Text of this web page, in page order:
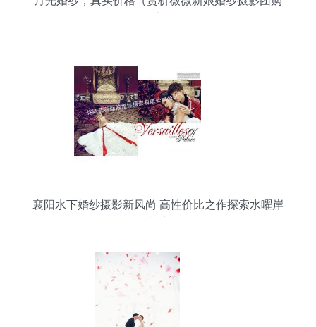
襄阳水下婚纱摄影新风尚 高性价比之作探索水曜岸